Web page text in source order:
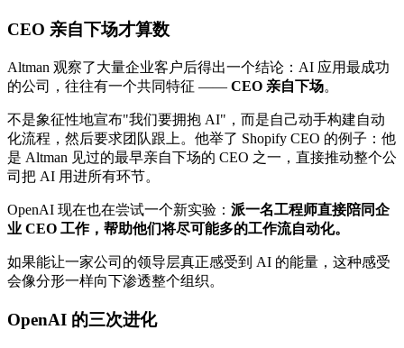
CEO 亲自下场才算数
Altman 观察了大量企业客户后得出一个结论：AI 应用最成功
的公司，往往有一个共同特征 —— CEO 亲自下场。
不是象征性地宣布"我们要拥抱 AI"，而是自己动手构建自动
化流程，然后要求团队跟上。他举了 Shopify CEO 的例子：他
是 Altman 见过的最早亲自下场的 CEO 之一，直接推动整个公
司把 AI 用进所有环节。
OpenAI 现在也在尝试一个新实验： 派一名工程师直接陪同企
业 CEO 工作，帮助他们将尽可能多的工作流自动化。
如果能让一家公司的领导层真正感受到 AI 的能量，这种感受
会像分形一样向下渗透整个组织。
OpenAI 的三次进化